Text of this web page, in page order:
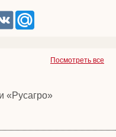
Посмотреть все
«Русагро»